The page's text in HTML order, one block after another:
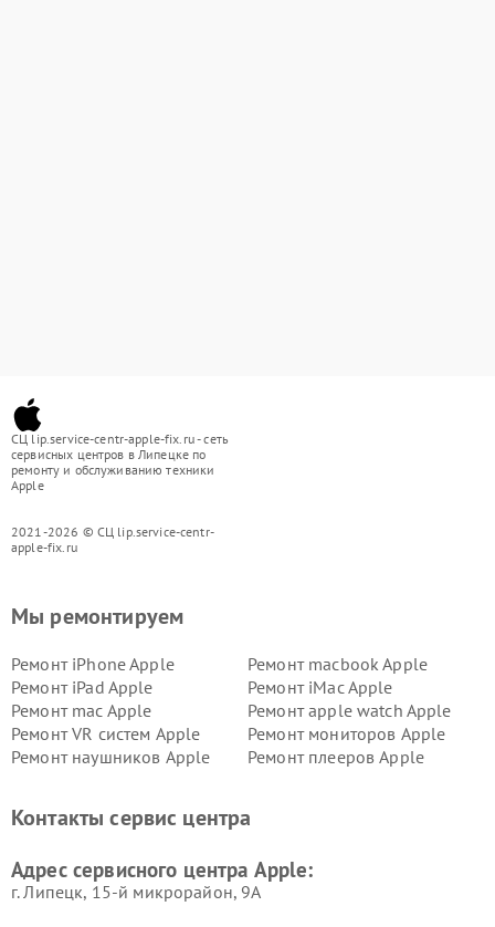
СЦ lip.service-centr-apple-fix.ru - сеть
сервисных центров в Липецке по
ремонту и обслуживанию техники
Apple
2021-2026 © СЦ lip.service-centr-
apple-fix.ru
Мы ремонтируем
Ремонт iPhone Apple
Ремонт macbook Apple
Ремонт iPad Apple
Ремонт iMac Apple
Ремонт mac Apple
Ремонт apple watch Apple
Ремонт VR систем Apple
Ремонт мониторов Apple
Ремонт наушников Apple
Ремонт плееров Apple
Контакты сервис центра
Адрес сервисного центра Apple:
г. Липецк, 15-й микрорайон, 9А